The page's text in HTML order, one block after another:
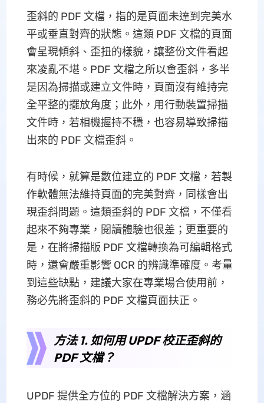
歪斜的 PDF 文檔，指的是頁面未達到完美水
平或垂直對齊的狀態。這類 PDF 文檔的頁面
會呈現傾斜、歪扭的樣貌，讓整份文件看起
來凌亂不堪。PDF 文檔之所以會歪斜，多半
是因為掃描或建立文件時，頁面沒有維持完
全平整的擺放角度；此外，用行動裝置掃描
文件時，若相機握持不穩，也容易導致掃描
出來的 PDF 文檔歪斜。
有時候，就算是數位建立的 PDF 文檔，若製
作軟體無法維持頁面的完美對齊，同樣會出
現歪斜問題。這類歪斜的 PDF 文檔，不僅看
起來不夠專業，閱讀體驗也很差；更重要的
是，在將掃描版 PDF 文檔轉換為可編輯格式
時，還會嚴重影響 OCR 的辨識準確度。考量
到這些缺點，建議大家在專業場合使用前，
務必先將歪斜的 PDF 文檔頁面扶正。
方法 1. 如何用 UPDF 校正歪斜的
PDF 文檔？
UPDF 提供全方位的 PDF 文檔解決方案，涵